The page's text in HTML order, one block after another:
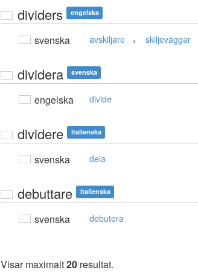
dividers engelska
svenska avskiljare , skiljeväggar
dividera svenska
engelska divide
dividere italienska
svenska dela
debuttare italienska
svenska debutera
Visar maximalt20 resultat.